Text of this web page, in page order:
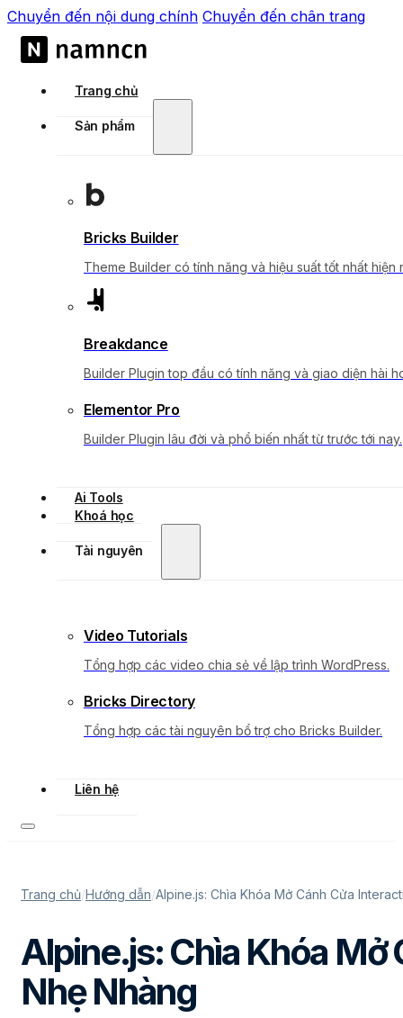
Chuyển đến nội dung chính Chuyển đến chân trang
Trang chủ
Sản phẩm
Bricks Builder
Theme Builder có tính năng và hiệu suất tốt nhất hiện
Breakdance
Builder Plugin top đầu có tính năng và giao diện hài
Elementor Pro
Builder Plugin lâu đời và phổ biến nhất từ trước tới nay.
Ai Tools
Khoá học
Tài nguyên
Video Tutorials
Tổng hợp các video chia sẻ về lập trình WordPress.
Bricks Directory
Tổng hợp các tài nguyên bổ trợ cho Bricks Builder.
Liên hệ
Trang chủ/Hướng dẫn/Alpine.js: Chìa Khóa Mở Cánh Cửa
Alpine.js: Chìa Khóa
Nhẹ Nhàng